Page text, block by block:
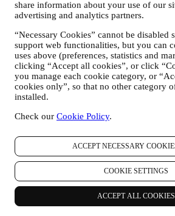
share information about your use of our
advertising and analytics partners.
“Necessary Cookies” cannot be disabled
support web functionalities, but you can
uses above (preferences, statistics and
clicking “Accept all cookies”, or click
you manage each cookie category, or
cookies only”, so that no other category
installed.
Check our Cookie Policy.
ACCEPT NECESSARY
COOKIE SETTINGS
ACCEPT ALL COOKIES
zaznaczenie odpowiedniego pola
posiada konto Le Creuset za
może również w dowolnym momencie
otrzymywania naszych aktualizacji,
rezygnacji z subskrypcji znajdujący
newslettera. Jeśli użytkownik posiada
łatwo zarządzać swoimi
W zależności od preferencji można
Przetworzymy rezygnację
otrzymać kilka dodatkowych
zostanie całkowicie przetworzona.
przekazujemy ani nie sprzedajemy
użytkownika, ani innych danych
w celach marketingowych.
PONOWNE TARGETOWANIE/